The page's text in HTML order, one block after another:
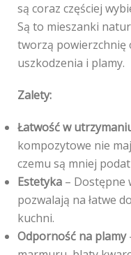
są coraz częściej
Są to mieszanki
tworzą powierzchnię
uszkodzenia i plamy.
Zalety:
Łatwość w
kompozytowe nie
czemu są mniej
Estetyka – Dostępne
pozwalają na łatwe
kuchni.
Odporność na plamy